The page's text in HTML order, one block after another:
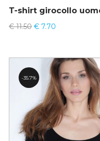
€11.50 €7.70
35.7%